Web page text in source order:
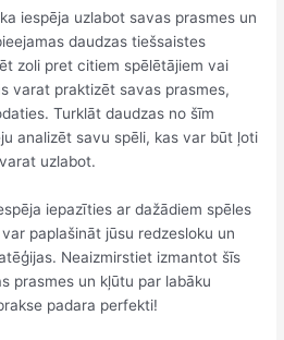
iespēja uzlabot savas prasmes un
daudzas tiešsaistes
zoli pret citiem spēlētājiem vai
varat praktizēt savas prasmes,
Turklāt daudzas no šīm
analizēt savu spēli, kas var būt ļoti
uzlabot.
iepazīties ar dažādiem spēles
paplašināt jūsu redzesloku un
Neaizmirstiet izmantot šīs
prasmes un kļūtu par labāku
padara perfekti!